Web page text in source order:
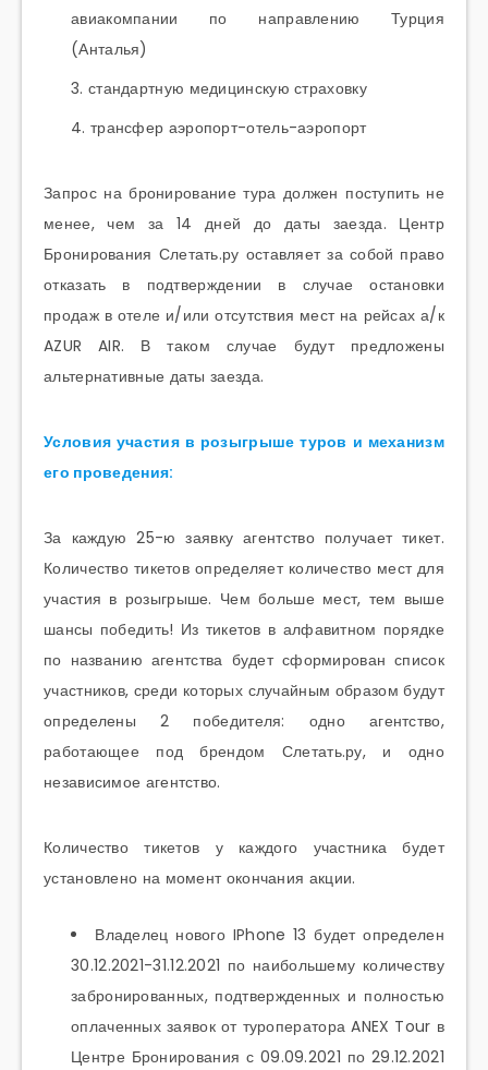
авиакомпании по направлению Турция
(Анталья)
стандартную медицинскую страховку
трансфер аэропорт-отель-аэропорт
Запрос на бронирование тура должен поступить не
менее, чем за 14 дней до даты заезда. Центр
Бронирования Слетать.ру оставляет за собой право
отказать в подтверждении в случае остановки
продаж в отеле и/или отсутствия мест на рейсах а/к
AZUR AIR. В таком случае будут предложены
альтернативные даты заезда.
Условия участия в розыгрыше туров и механизм
его проведения:
За каждую 25-ю заявку агентство получает тикет.
Количество тикетов определяет количество мест для
участия в розыгрыше. Чем больше мест, тем выше
шансы победить! Из тикетов в алфавитном порядке
по названию агентства будет сформирован список
участников, среди которых случайным образом будут
определены 2 победителя: одно агентство,
работающее под брендом Слетать.ру, и одно
независимое агентство.
Количество тикетов у каждого участника будет
установлено на момент окончания акции.
Владелец нового IPhone 13 будет определен
30.12.2021-31.12.2021 по наибольшему количеству
забронированных, подтвержденных и полностью
оплаченных заявок от туроператора ANEX Tour в
Центре Бронирования с 09.09.2021 по 29.12.2021